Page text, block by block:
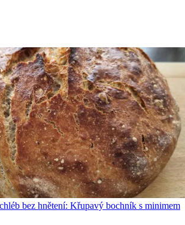
bez hnětení: Křupavý bochník s minimem